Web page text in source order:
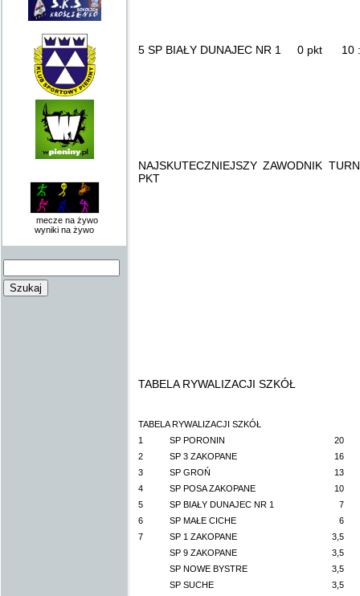
mecze na żywo
wyniki na żywo
5 SP BIAŁY DUNAJEC NR 1 0 pkt 10
NAJSKUTECZNIEJSZY ZAWODNIK
PKT
TABELA RYWALIZACJI SZKÓŁ
TABELA RYWALIZACJI SZKÓŁ
1
SP PORONIN
20
2
SP 3 ZAKOPANE
16
3
SP GROŃ
13
4
SP POSA ZAKOPANE
10
5
SP BIAŁY DUNAJEC NR 1
7
6
SP MAŁE CICHE
6
7
SP 1 ZAKOPANE
3,5
SP 9 ZAKOPANE
3,5
SP NOWE BYSTRE
3,5
SP SUCHE
3,5